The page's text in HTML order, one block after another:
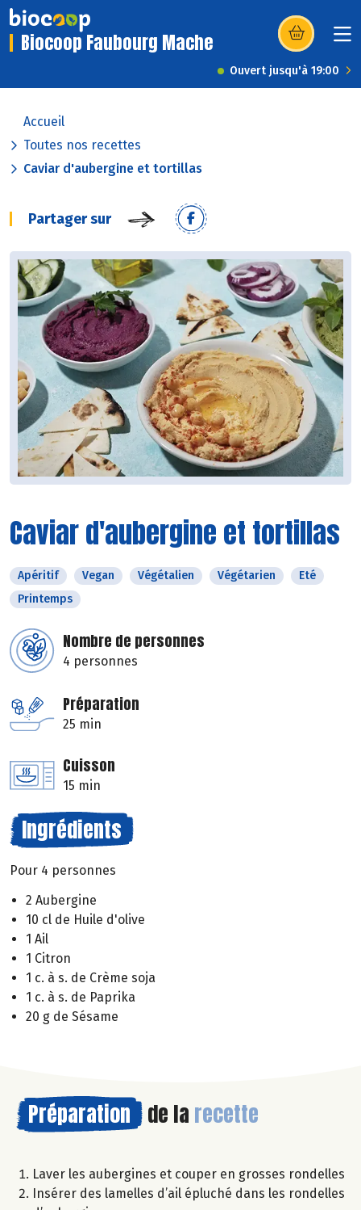
Biocoop Faubourg Mache (s’ouvre dans
Ouvert jusqu'à 19:00
Accueil
Toutes nos recettes
Caviar d'aubergine et tortillas
Partager sur
Caviar d'aubergine et tortillas
Apéritif Vegan Végétalien Végétarien
Eté
Printemps
Nombre de personnes
4 personnes
Préparation
25 min
Cuisson
15 min
Ingrédients
Pour 4 personnes
2 Aubergine
10 cl de Huile d'olive
1 Ail
1 Citron
1 c. à s. de Crème soja
1 c. à s. de Paprika
20 g de Sésame
Préparation de la recette
Laver les aubergines et couper en grosses rondelles
Insérer des lamelles d’ail épluché dans les rondelles